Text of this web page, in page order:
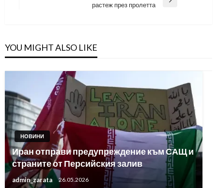
растеж през пролетта
YOU MIGHT ALSO LIKE
НОВИНИ
Иран отправи предупреждение към САЩ и
страните от Персийския залив
admin_zarata 26.05.2026